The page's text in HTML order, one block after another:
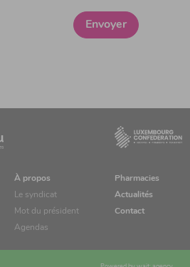
Envoyer
À propos
Le syndicat
Mot du président
Agendas
Pharmacies
Actualités
Contact